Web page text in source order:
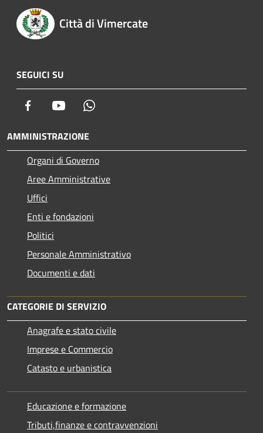
Città di Vimercate
SEGUICI SU
Facebook Youtube
AMMINISTRAZIONE
Organi di Governo
Aree Amministrative
Uffici
Enti e fondazioni
Politici
Personale Amministrativo
Documenti e dati
CATEGORIE DI SERVIZIO
Anagrafe e stato civile
Imprese e Commercio
Catasto e urbanistica
Educazione e formazione
Tributi,finanze e contravvenzioni